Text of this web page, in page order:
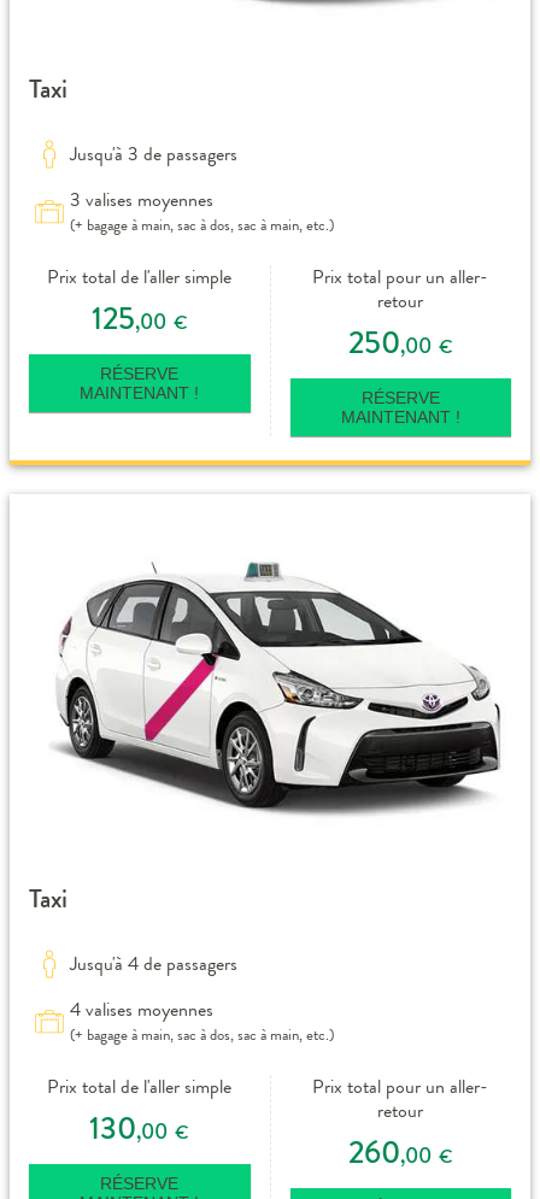
Taxi
Jusqu'à 3 de passagers
3 valises moyennes
(+ bagage à main, sac à dos, sac à main, etc.)
Prix total de l'aller simple
125,00 €
RÉSERVE
MAINTENANT !
Prix total pour un aller-
retour
250,00 €
RÉSERVE
MAINTENANT !
Taxi
Jusqu'à 4 de passagers
4 valises moyennes
(+ bagage à main, sac à dos, sac à main, etc.)
Prix total de l'aller simple
130,00 €
RÉSERVE
Prix total pour un aller-
retour
260,00 €